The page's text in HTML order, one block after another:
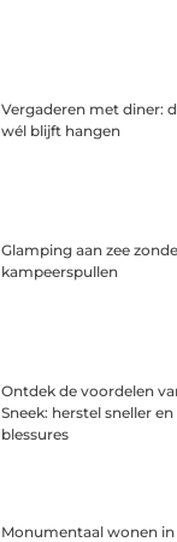
Vergaderen met diner:
wél blijft hangen
Glamping aan zee
kampeerspullen
Ontdek de voordelen
Sneek: herstel sneller
blessures
Monumentaal wonen